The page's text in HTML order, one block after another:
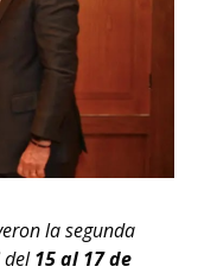
la segunda
del15 al 17 de